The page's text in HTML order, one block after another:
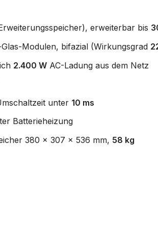
erweiterbar bis
Modulen, bifazial (Wirkungsgrad
2.400 W AC-Ladung aus dem Netz
unter 10 ms
Batterieheizung
380 x 307 x 536 mm, 58 kg